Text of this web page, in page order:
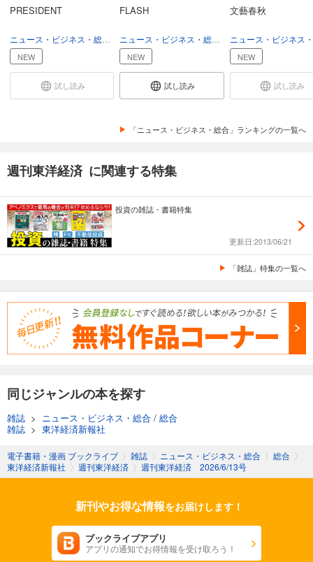
試し読み
週刊東洋経済 2025/12/6号
880円 (税込)
あらすじを表示する
880 円 (税込)
あらすじを表示する
週刊東洋経済 2025/11/15号
試し読み
あらすじを表示する
週刊東洋経済 2025/11/8号
あらすじを表示する
週刊東洋経済 2025/11/1号
880円 (税込)
カート
あらすじを表示する
週刊東洋経済 2025/10/25号
PRESIDENT
ビジネス
NEW
試し読み
FLASH
総合
NEW
試し読み
文藝春秋
NEW
試し読み
「ニュース・ビジネス・総合」ランキングの一覧へ
週刊東洋経済 に関連する特集
投資の雑誌・書籍特集
更新日:2013/06/21
「雑誌」特集の一覧へ
同じジャンルの本を探す
雑誌 > ニュース・ビジネス・総合 / 総合
雑誌 > 東洋経済新報社
電子書籍・漫画 ブックライブ 〉 雑誌 〉 ニュース・ビジネス・総合 〉 総合 〉
東洋経済新報社 〉 週刊東洋経済 〉 週刊東洋経済 2026/6/13号
新刊やお得な情報をお届けします！
ブックライブアプリ
アプリの通知でお得情報を受け取ろう！